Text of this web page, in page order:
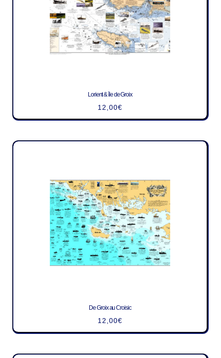
Lorient & île de Groix
12,00€
De Groix au Croisic
12,00€